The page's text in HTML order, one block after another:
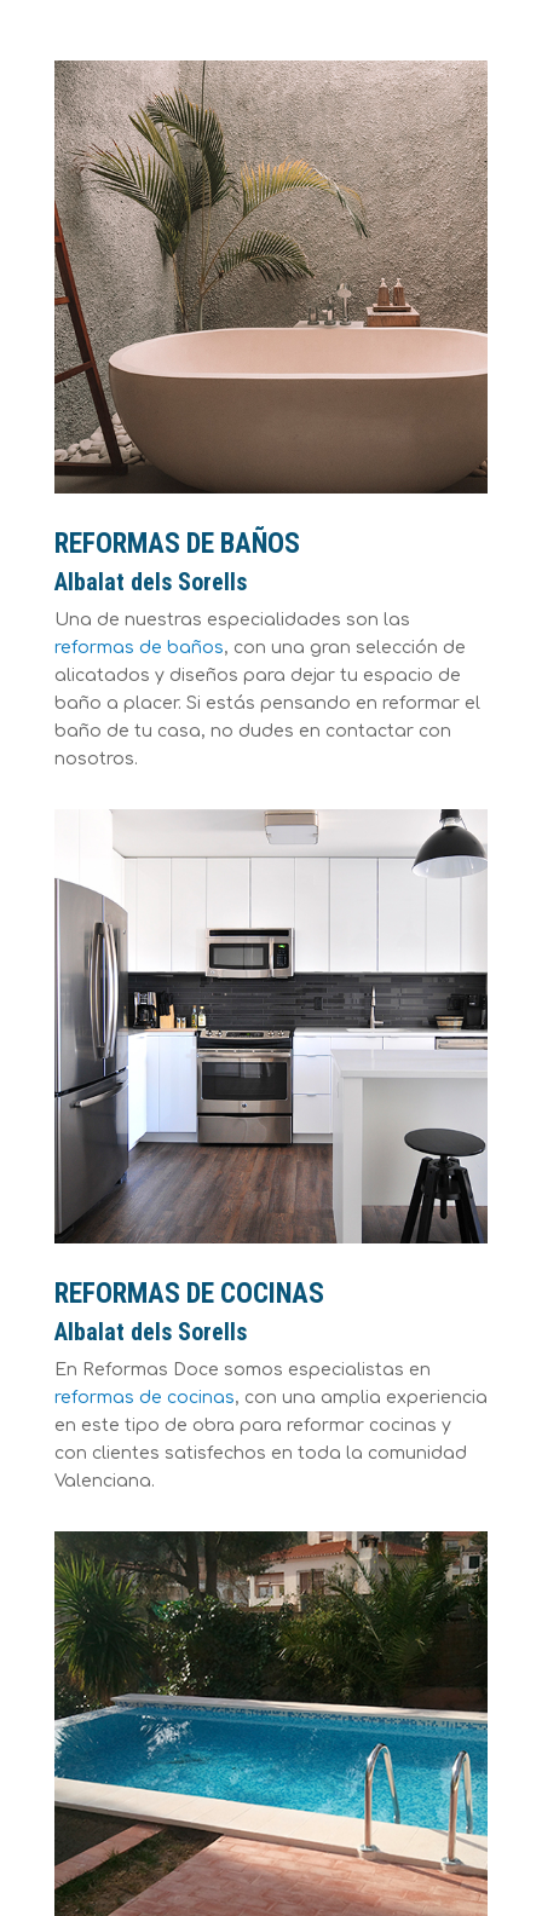
REFORMAS DE BAÑOS
Albalat dels Sorells
Una de nuestras especialidades son las
reformas de baños, con una gran selección de
alicatados y diseños para dejar tu espacio de
baño a placer. Si estás pensando en reformar el
baño de tu casa, no dudes en contactar con
nosotros.
REFORMAS DE COCINAS
Albalat dels Sorells
En Reformas Doce somos especialistas en
reformas de cocinas, con una amplia experiencia
en este tipo de obra para reformar cocinas y
con clientes satisfechos en toda la comunidad
Valenciana.